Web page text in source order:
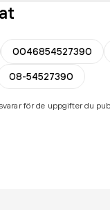
0046854527390
08-54527390
för de uppgifter du